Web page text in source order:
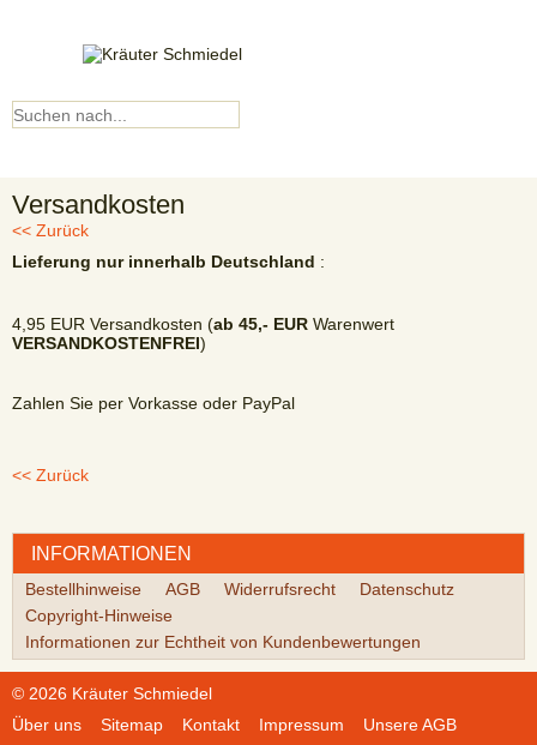
Versandkosten
<< Zurück
Lieferung nur innerhalb Deutschland :
4,95 EUR Versandkosten (ab 45,- EUR Warenwert
VERSANDKOSTENFREI)
Zahlen Sie per Vorkasse oder PayPal
<< Zurück
INFORMATIONEN
Bestellhinweise AGB Widerrufsrecht
Datenschutz
Copyright-Hinweise
Informationen zur Echtheit von Kundenbewertungen
© 2026 Kräuter Schmiedel
Über uns
Sitemap Kontakt Impressum
Unsere AGB